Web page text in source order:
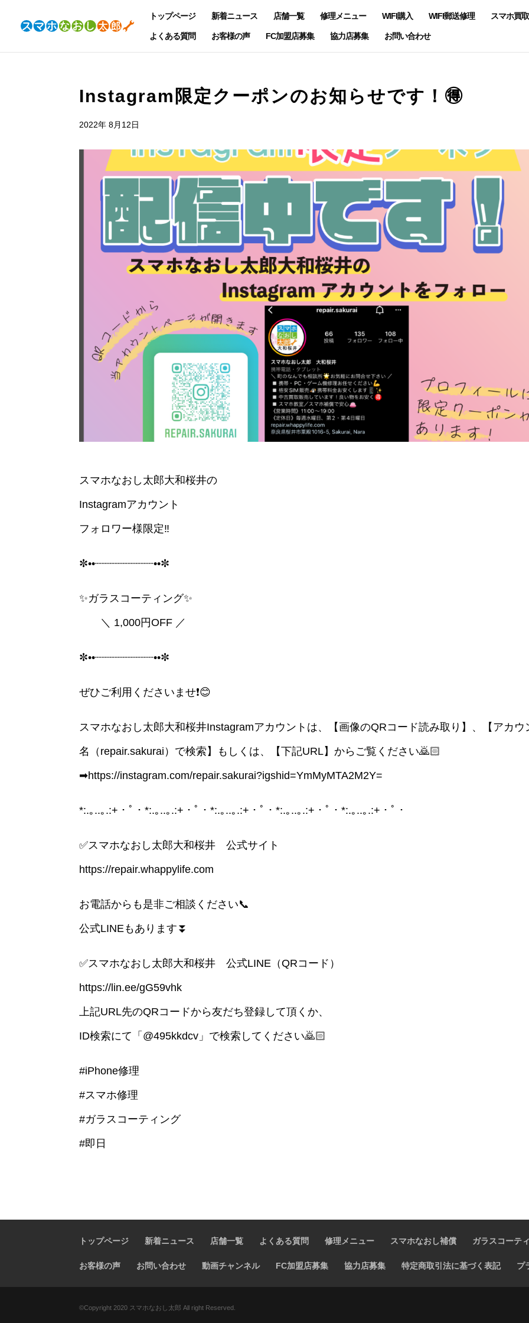
トップページ 新着ニュース 店舗一覧 修理メニュー WIFI購入 WIFI郵送修理 スマホ買取
よくある質問 お客様の声 FC加盟店募集 協力店募集 お問い合わせ
Instagram限定クーポンのお知らせです！🉐
2022年 8月12日
スマホなおし太郎大和桜井の
Instagramアカウント
フォロワー様限定‼️
✼••┈┈┈┈┈┈┈┈┈••✼
✨ガラスコーティング✨
＼ 1,000円OFF ／
✼••┈┈┈┈┈┈┈┈┈••✼
ぜひご利用くださいませ❗️😊
スマホなおし太郎大和桜井Instagramアカウントは、【画像のQRコード読み取り】、【アカウ
名（repair.sakurai）で検索】もしくは、【下記URL】からご覧ください🙇🏻
➡︎https://instagram.com/repair.sakurai?igshid=YmMyMTA2M2Y=
*:.｡..｡.:+・ﾟ・*:.｡..｡.:+・ﾟ・*:.｡..｡.:+・ﾟ・*:.｡..｡.:+・ﾟ・*:.｡..｡.:+・ﾟ・
✅スマホなおし太郎大和桜井 公式サイト
https://repair.whappylife.com
お電話からも是非ご相談ください📞
公式LINEもあります⏬
✅スマホなおし太郎大和桜井 公式LINE（QRコード）
https://lin.ee/gG59vhk
上記URL先のQRコードから友だち登録して頂くか、
ID検索にて「@495kkdcv」で検索してください🙇🏻
#iPhone修理
#スマホ修理
#ガラスコーティング
#即日
トップページ 新着ニュース 店舗一覧 よくある質問 修理メニュー スマホなおし補償 ガラスコーテ
お客様の声 お問い合わせ 動画チャンネル FC加盟店募集 協力店募集 特定商取引法に基づく表記 プ
©️Copyright 2020 スマホなおし太郎 All right Reserved.